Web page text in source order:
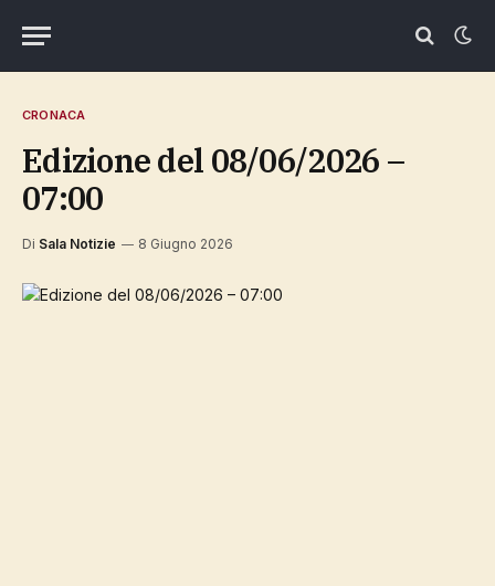
CRONACA
Edizione del 08/06/2026 –
07:00
Di Sala Notizie 8 Giugno 2026